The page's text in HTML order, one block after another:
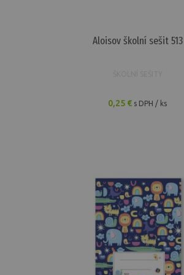
Aloisov školní sešit 513
0,25 € s DPH / ks